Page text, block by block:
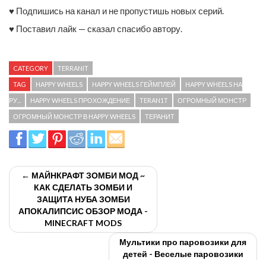
♥ Подпишись на канал и не пропустишь новых серий.
♥ Поставил лайк — сказал спасибо автору.
CATEGORY TERRANIT
TAG HAPPY WHEELS HAPPY WHEELS ГЕЙМПЛЕЙ HAPPY WHEELS НА
РУ... HAPPY WHEELS ПРОХОЖДЕНИЕ TERAN1T ОГРОМНЫЙ МОНСТР
ОГРОМНЫЙ МОНСТР В HAPPY WHEELS ТЕРАНИТ
← МАЙНКРАФТ ЗОМБИ МОД ~
КАК СДЕЛАТЬ ЗОМБИ И
ЗАЩИТА НУБА ЗОМБИ
АПОКАЛИПСИС ОБЗОР МОДА -
MINECRAFT MODS
Мультики про паровозики для
детей - Веселые паровозики